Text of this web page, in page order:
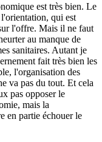
est très bien. Le
qui est
l'offre. Mais il ne faut
au manque de
sanitaires. Autant je
fait très bien les
l'organisation des
va pas du tout. Et cela
pas opposer le
mais la
en partie échouer le